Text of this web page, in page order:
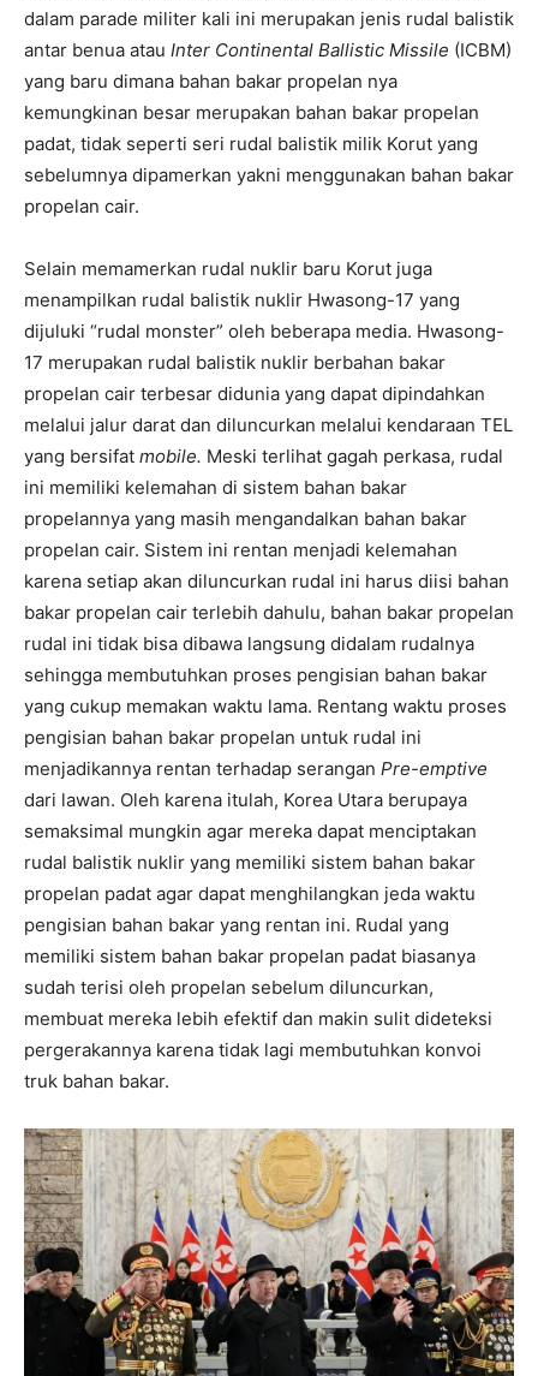
dalam parade militer kali ini merupakan jenis rudal balistik
antar benua atau Inter Continental Ballistic Missile (ICBM)
yang baru dimana bahan bakar propelan nya
kemungkinan besar merupakan bahan bakar propelan
padat, tidak seperti seri rudal balistik milik Korut yang
sebelumnya dipamerkan yakni menggunakan bahan bakar
propelan cair.
Selain memamerkan rudal nuklir baru Korut juga
menampilkan rudal balistik nuklir Hwasong-17 yang
dijuluki “rudal monster” oleh beberapa media. Hwasong-
17 merupakan rudal balistik nuklir berbahan bakar
propelan cair terbesar didunia yang dapat dipindahkan
melalui jalur darat dan diluncurkan melalui kendaraan TEL
yang bersifat mobile. Meski terlihat gagah perkasa, rudal
ini memiliki kelemahan di sistem bahan bakar
propelannya yang masih mengandalkan bahan bakar
propelan cair. Sistem ini rentan menjadi kelemahan
karena setiap akan diluncurkan rudal ini harus diisi bahan
bakar propelan cair terlebih dahulu, bahan bakar propelan
rudal ini tidak bisa dibawa langsung didalam rudalnya
sehingga membutuhkan proses pengisian bahan bakar
yang cukup memakan waktu lama. Rentang waktu proses
pengisian bahan bakar propelan untuk rudal ini
menjadikannya rentan terhadap serangan Pre-emptive
dari lawan. Oleh karena itulah, Korea Utara berupaya
semaksimal mungkin agar mereka dapat menciptakan
rudal balistik nuklir yang memiliki sistem bahan bakar
propelan padat agar dapat menghilangkan jeda waktu
pengisian bahan bakar yang rentan ini. Rudal yang
memiliki sistem bahan bakar propelan padat biasanya
sudah terisi oleh propelan sebelum diluncurkan,
membuat mereka lebih efektif dan makin sulit dideteksi
pergerakannya karena tidak lagi membutuhkan konvoi
truk bahan bakar.